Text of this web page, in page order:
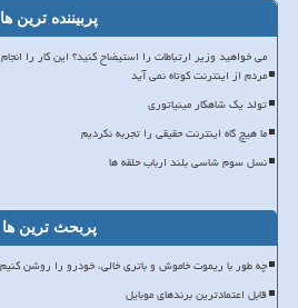
پربیننده ترین ها
می خواهید وزیر ارتباطات را استیضاح کنید؟ این کار را
مردم از اینترنت کوتاه نمی آید
تولد یک شاهکار مینیاتوری
ما هیچ گاه اینترنت حقیقی را تجربه نکردیم
نسل سوم شاسی بلند ارباب حلقه ها
پربحث ترین ها
چه طور با ریموت خاموش و باتری خالی، خودرو را روشن
قابل اعتمادترین برندهای موبایل